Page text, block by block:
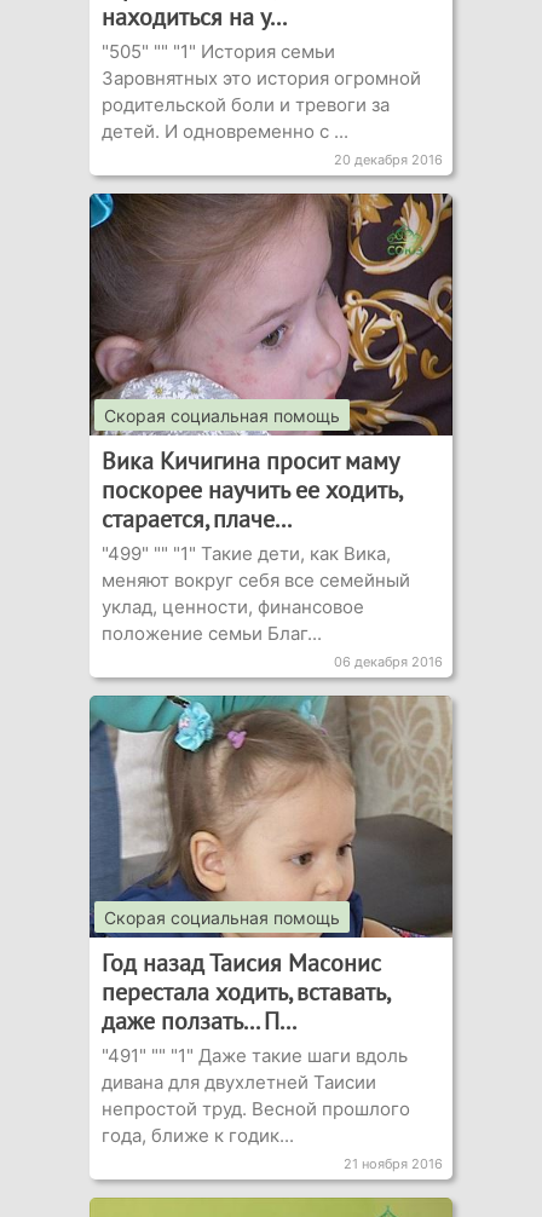
находиться на у...
"505" "" "1" История семьи
Заровнятных это история огромной
родительской боли и тревоги за
детей. И одновременно с ...
20 декабря 2016
Скорая социальная помощь
Вика Кичигина просит маму
поскорее научить ее ходить,
старается, плаче...
"499" "" "1" Такие дети, как Вика,
меняют вокруг себя все семейный
уклад, ценности, финансовое
положение семьи Благ...
06 декабря 2016
Скорая социальная помощь
Год назад Таисия Масонис
перестала ходить, вставать,
даже ползать... П...
"491" "" "1" Даже такие шаги вдоль
дивана для двухлетней Таисии
непростой труд. Весной прошлого
года, ближе к годик...
21 ноября 2016